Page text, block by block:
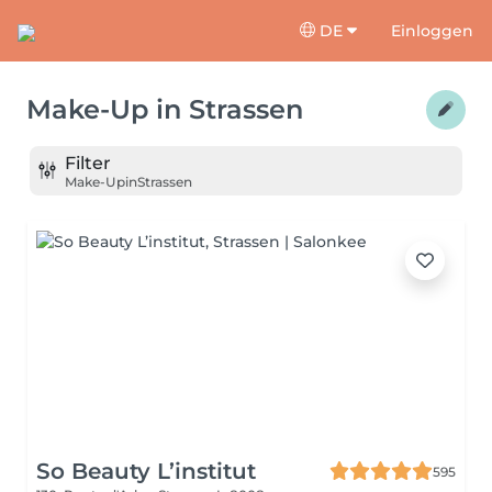
DE Einloggen
Make-Up in Strassen
Filter
Make-UpinStrassen
So Beauty L’institut
595